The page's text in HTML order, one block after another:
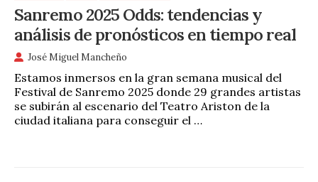
Sanremo 2025 Odds: tendencias y
análisis de pronósticos en tiempo real
José Miguel Mancheño
Estamos inmersos en la gran semana musical del
Festival de Sanremo 2025 donde 29 grandes artistas
se subirán al escenario del Teatro Ariston de la
ciudad italiana para conseguir el …